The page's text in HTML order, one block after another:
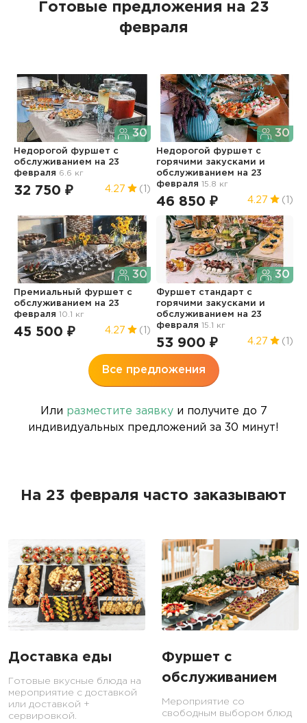
Готовые предложения на 23
февраля
30
Недорогой фуршет с
обслуживанием на 23
февраля 6.6 кг
32 750 ₽ 4.27 (1)
30
Недорогой фуршет с
горячими закусками и
обслуживанием на 23
февраля 15.8 кг
46 850 ₽ 4.27 (1)
30
Премиальный фуршет с
обслуживанием на 23
февраля 10.1 кг
45 500 ₽ 4.27 (1)
30
Фуршет стандарт с
горячими закусками и
обслуживанием на 23
февраля 15.1 кг
53 900 ₽ 4.27 (1)
Все предложения
Или разместите заявкуи получите до 7
индивидуальных предложений за 30 минут!
На 23 февраля часто заказывают
Доставка еды
Готовые вкусные блюда на
мероприятие с доставкой
или доставкой +
сервировкой.
Фуршет с
обслуживанием
Мероприятие со
свободным выбором блюд